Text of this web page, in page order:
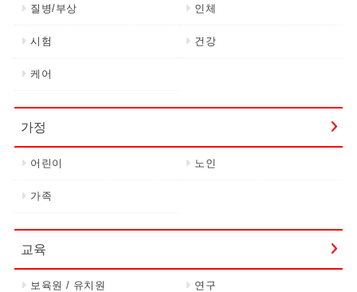
질병/부상 인체
시험 건강
케어
가정
어린이 노인
가족
교육
보육원 / 유치원 연구